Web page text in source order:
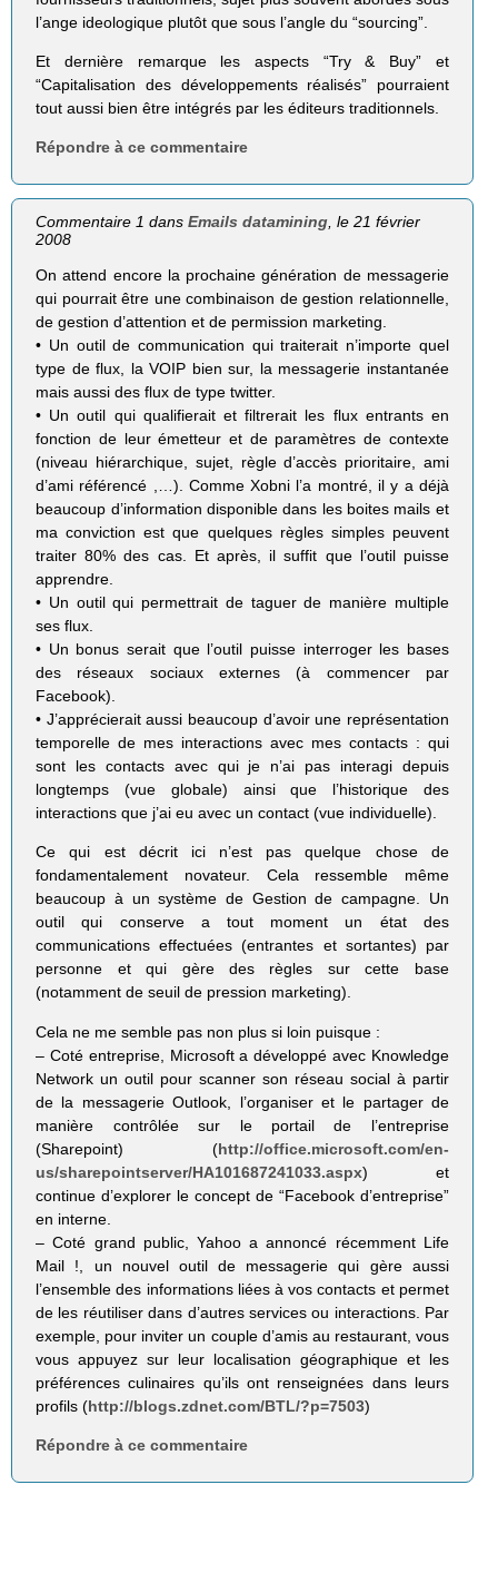
l’ange ideologique plutôt que sous l’angle du “sourcing”.
Et dernière remarque les aspects “Try & Buy” et
“Capitalisation des développements réalisés” pourraient
tout aussi bien être intégrés par les éditeurs traditionnels.
Répondre à ce commentaire
Commentaire 1 dansEmails datamining, le 21 février
2008
On attend encore la prochaine génération de messagerie
qui pourrait être une combinaison de gestion relationnelle,
de gestion d’attention et de permission marketing.
• Un outil de communication qui traiterait n’importe quel
type de flux, la VOIP bien sur, la messagerie instantanée
mais aussi des flux de type twitter.
• Un outil qui qualifierait et filtrerait les flux entrants en
fonction de leur émetteur et de paramètres de contexte
(niveau hiérarchique, sujet, règle d’accès prioritaire, ami
d’ami référencé ,…). Comme Xobni l’a montré, il y a déjà
beaucoup d’information disponible dans les boites mails et
ma conviction est que quelques règles simples peuvent
traiter 80% des cas. Et après, il suffit que l’outil puisse
apprendre.
• Un outil qui permettrait de taguer de manière multiple
ses flux.
• Un bonus serait que l’outil puisse interroger les bases
des réseaux sociaux externes (à commencer par
Facebook).
• J’apprécierait aussi beaucoup d’avoir une représentation
temporelle de mes interactions avec mes contacts : qui
sont les contacts avec qui je n’ai pas interagi depuis
longtemps (vue globale) ainsi que l’historique des
interactions que j’ai eu avec un contact (vue individuelle).
Ce qui est décrit ici n’est pas quelque chose de
fondamentalement novateur. Cela ressemble même
beaucoup à un système de Gestion de campagne. Un
outil qui conserve a tout moment un état des
communications effectuées (entrantes et sortantes) par
personne et qui gère des règles sur cette base
(notamment de seuil de pression marketing).
Cela ne me semble pas non plus si loin puisque :
– Coté entreprise, Microsoft a développé avec Knowledge
Network un outil pour scanner son réseau social à partir
de la messagerie Outlook, l’organiser et le partager de
manière contrôlée sur le portail de l’entreprise
(Sharepoint) (http://office.microsoft.com/en-
us/sharepointserver/HA101687241033.aspx) et
continue d’explorer le concept de “Facebook d’entreprise”
en interne.
– Coté grand public, Yahoo a annoncé récemment Life
Mail !, un nouvel outil de messagerie qui gère aussi
l’ensemble des informations liées à vos contacts et permet
de les réutiliser dans d’autres services ou interactions. Par
exemple, pour inviter un couple d’amis au restaurant, vous
vous appuyez sur leur localisation géographique et les
préférences culinaires qu’ils ont renseignées dans leurs
profils (http://blogs.zdnet.com/BTL/?p=7503)
Répondre à ce commentaire